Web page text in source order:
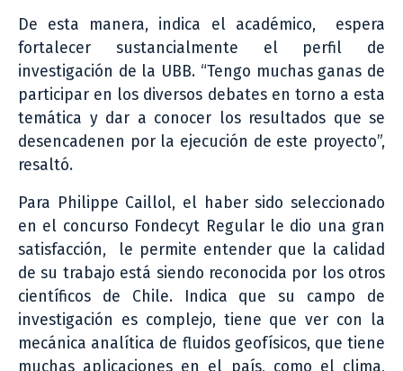
De esta manera, indica el académico, espera
fortalecer sustancialmente el perfil de
investigación de la UBB. “Tengo muchas ganas de
participar en los diversos debates en torno a esta
temática y dar a conocer los resultados que se
desencadenen por la ejecución de este proyecto”,
resaltó.
Para Philippe Caillol, el haber sido seleccionado
en el concurso Fondecyt Regular le dio una gran
satisfacción, le permite entender que la calidad
de su trabajo está siendo reconocida por los otros
científicos de Chile. Indica que su campo de
investigación es complejo, tiene que ver con la
mecánica analítica de fluidos geofísicos, que tiene
muchas aplicaciones en el país, como el clima,